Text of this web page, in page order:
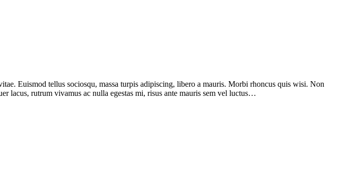
Euismod tellus sociosqu, massa turpis adipiscing, libero a mauris. Morbi rhoncus quis wisi. Non
lacus, rutrum vivamus ac nulla egestas mi, risus ante mauris sem vel luctus…